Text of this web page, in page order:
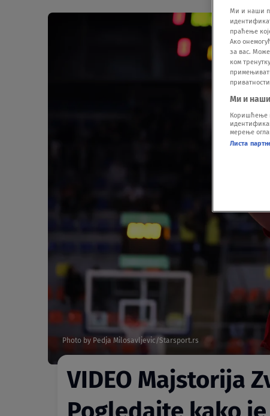
Photo by Pedja Milosavljevic/Starsport.rs
VIDEO Majstorija
Ми и наши
праћење
Ако
за вас.
ком
Ми и наши
Коришћење
мерење
Листа